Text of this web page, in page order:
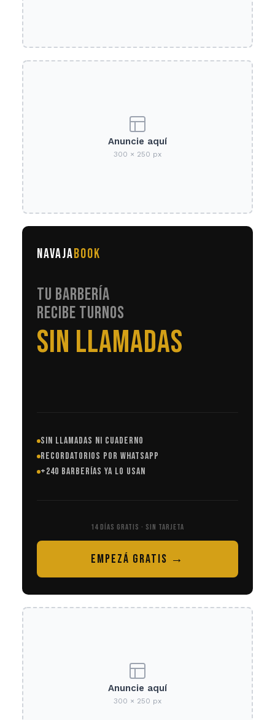
Anuncie aquí
300 × 250 px
NAVAJABOOK
TU BARBERÍA
RECIBE TURNOS
EN AUTOMÁTICO
SIN LLAMADAS NI CUADERNO
RECORDATORIOS POR WHATSAPP
+240 BARBERÍAS YA LO USAN
14 DÍAS GRATIS · SIN TARJETA
EMPEZÁ GRATIS →
Anuncie aquí
300 × 250 px